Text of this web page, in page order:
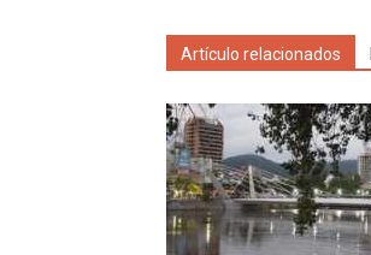
Artículo relacionados